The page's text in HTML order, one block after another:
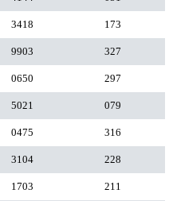
3418 173
9903 327
0650 297
5021 079
0475 316
3104 228
1703 211